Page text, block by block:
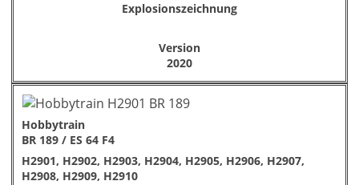
Explosionszeichnung
Version
2020
Hobbytrain
BR 189 / ES 64 F4
H2901, H2902, H2903, H2904, H2905, H2906, H2907,
H2908, H2909, H2910